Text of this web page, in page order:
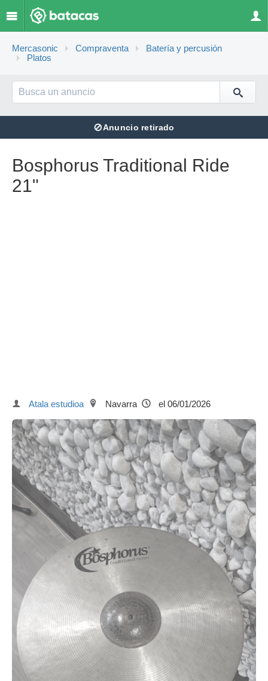
Mercasonic Compraventa
Batería y percusión
Platos
⊘Anuncio retirado
Bosphorus Traditional Ride
21"
Atala estudioa Navarra el 06/01/2026